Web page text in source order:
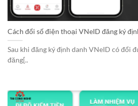
Cách đổi số điện thoại VNeID đăng ký
Sau khi đăng ký định danh VNeID có đổi
đăng[..